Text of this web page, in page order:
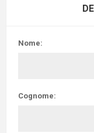
Nome:
Cognome: